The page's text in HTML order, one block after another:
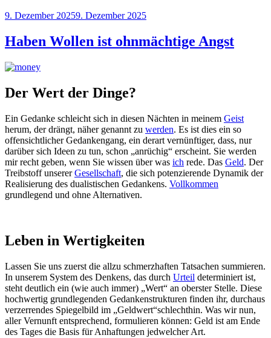
Veröffentlicht
9. Dezember 20259. Dezember 2025
Haben Wollen ist ohnmächtige Angst
Der Wert der Dinge?
Ein Gedanke schleicht sich in diesen Nächten in meinem Geist
herum, der drängt, näher genannt zu werden. Es ist dies ein so
offensichtlicher Gedankengang, ein derart vernünftiger, dass, nur
darüber sich Ideen zu tun, schon „anrüchig“ erscheint. Sie werden
mir recht geben, wenn Sie wissen über was ich rede. Das Geld. Der
Treibstoff unsererGesellschaft, die sich potenzierende Dynamik der
Realisierung des dualistischen Gedankens. Vollkommen
grundlegend und ohne Alternativen.
Leben in Wertigkeiten
Lassen Sie uns zuerst die allzu schmerzhaften Tatsachen summieren.
In unserem System des Denkens, das durch Urteil determiniert ist,
steht deutlich ein (wie auch immer) „Wert“ an oberster Stelle. Diese
hochwertig grundlegenden Gedankenstrukturen finden ihr, durchaus
verzerrendes Spiegelbild im „Geldwert“schlechthin. Was wir nun,
aller Vernunft entsprechend, formulieren können: Geld ist am Ende
des Tages die Basis für Anhaftungen jedwelcher Art.